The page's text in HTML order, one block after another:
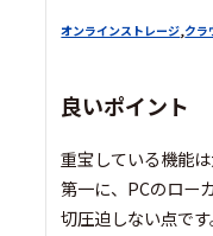
オンラインストレージ,クラ
良いポイント
重宝している機能
第一に、PCのロー
切圧迫しない点で